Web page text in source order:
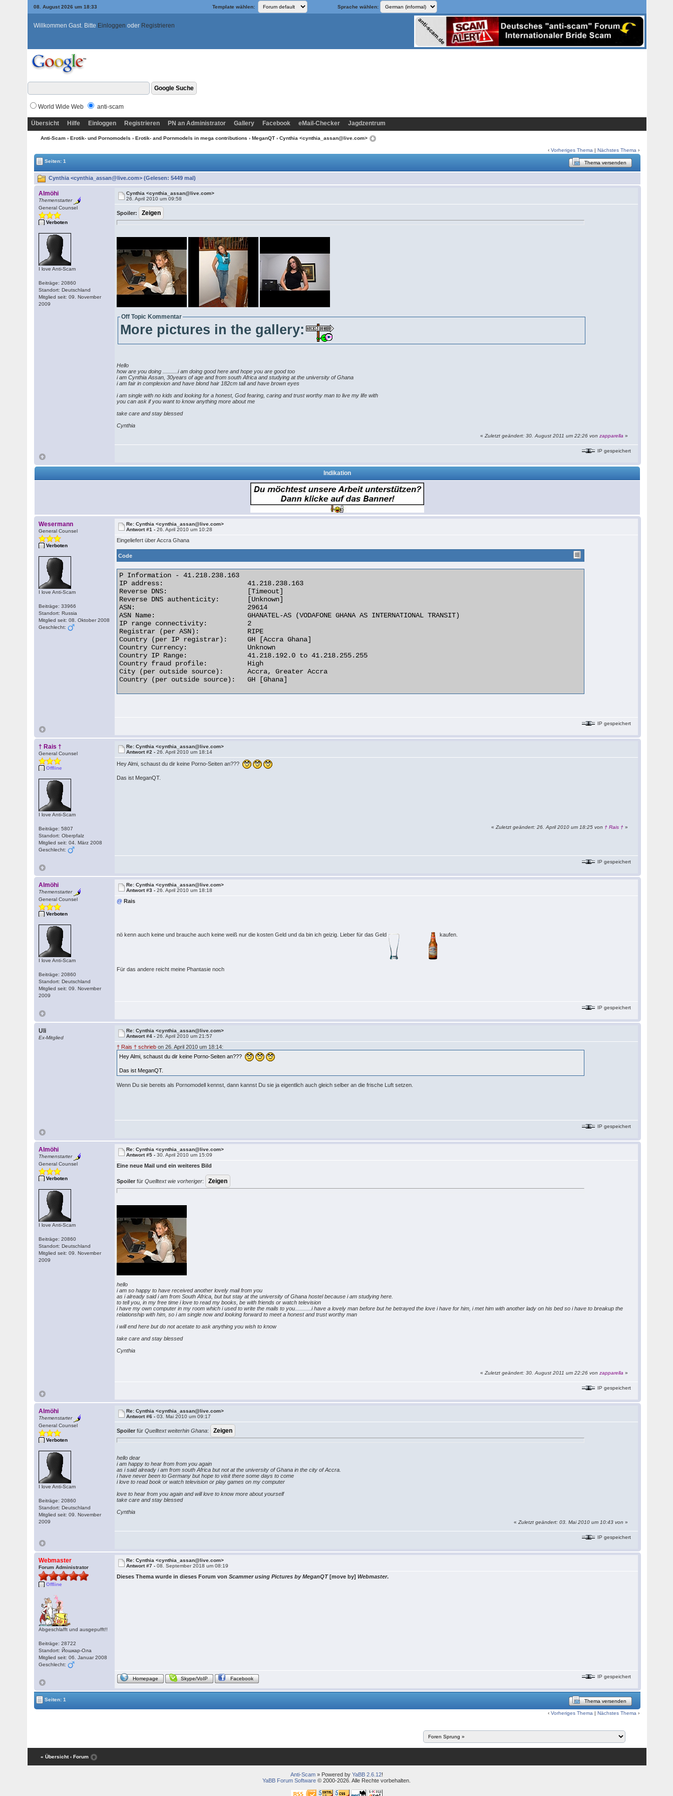
08. August 2026 um 18:33 Template wählen: Sprache wählen:
Willkommen Gast. Bitte Einloggen oder Registrieren
World Wide Web anti-scam
Übersicht Hilfe Einloggen Registrieren PN an Administrator Gallery Facebook eMail-Checker Jagdzentrum
Anti-Scam › Erotik- und Pornomodels › Erotik- and Pornmodels in mega contributions › MeganQT › Cynthia <cynthia_assan@live.com>
‹Vorheriges Thema |Nächstes Thema ›
Seiten: 1
Thema versenden
Cynthia <cynthia_assan@live.com> (Gelesen: 5449 mal)
Almöhi
Themenstarter
General Counsel
Verboten
I love Anti-Scam
Beiträge: 20860
Standort: Deutschland
Mitglied seit: 09. November
2009
Cynthia <cynthia_assan@live.com>
26. April 2010 um 09:58
Spoiler:
Off Topic Kommentar
More pictures in the gallery:
Hello
how are you doing ..........i am doing good here and hope you are good too
i am Cynthia Assan, 30years of age and from south Africa and studying at the university of Ghana
i am fair in complexion and have blond hair 182cm tall and have brown eyes
i am single with no kids and looking for a honest, God fearing, caring and trust worthy man to live my life with
you can ask if you want to know anything more about me
take care and stay blessed
Cynthia
«Zuletzt geändert: 30. August 2011 um 22:26 vonzapparella »
IP gespeichert
Indikation
Wesermann
General Counsel
Verboten
I love Anti-Scam
Beiträge: 33966
Standort: Russia
Mitglied seit: 08. Oktober 2008
Geschlecht:
Re: Cynthia <cynthia_assan@live.com>
Antwort #1 -26. April 2010 um 10:28
Eingeliefert über Accra Ghana
Code
P Information - 41.218.238.163
IP address:                     41.218.238.163
Reverse DNS:                    [Timeout]
Reverse DNS authenticity:       [Unknown]
ASN:                            29614
ASN Name:                       GHANATEL-AS (VODAFONE GHANA AS INTERNATIONAL TRANSIT)
IP range connectivity:          2
Registrar (per ASN):            RIPE
Country (per IP registrar):     GH [Accra Ghana]
Country Currency:               Unknown
Country IP Range:               41.218.192.0 to 41.218.255.255
Country fraud profile:          High
City (per outside source):      Accra, Greater Accra
Country (per outside source):   GH [Ghana]
IP gespeichert
† Rais †
General Counsel
Offline
I love Anti-Scam
Beiträge: 5807
Standort: Oberpfalz
Mitglied seit: 04. März 2008
Geschlecht:
Re: Cynthia <cynthia_assan@live.com>
Antwort #2 -26. April 2010 um 18:14
Hey Almi, schaust du dir keine Porno-Seiten an???
Das ist MeganQT.
«Zuletzt geändert: 26. April 2010 um 18:25 von † Rais † »
IP gespeichert
Almöhi
Themenstarter
General Counsel
Verboten
I love Anti-Scam
Beiträge: 20860
Standort: Deutschland
Mitglied seit: 09. November
2009
Re: Cynthia <cynthia_assan@live.com>
Antwort #3 -26. April 2010 um 18:18
@ Rais
nö kenn auch keine und brauche auch keine weiß nur die kosten Geld und da bin ich geizig. Lieber für das Geld kaufen.
Für das andere reicht meine Phantasie noch
IP gespeichert
Uli
Ex-Mitglied
Re: Cynthia <cynthia_assan@live.com>
Antwort #4 -26. April 2010 um 21:57
† Rais † schrieb on 26. April 2010 um 18:14:
Hey Almi, schaust du dir keine Porno-Seiten an???
Das ist MeganQT.
Wenn Du sie bereits als Pornomodell kennst, dann kannst Du sie ja eigentlich auch gleich selber an die frische Luft setzen.
IP gespeichert
Almöhi
Themenstarter
General Counsel
Verboten
I love Anti-Scam
Beiträge: 20860
Standort: Deutschland
Mitglied seit: 09. November
2009
Re: Cynthia <cynthia_assan@live.com>
Antwort #5 -30. April 2010 um 15:09
Eine neue Mail und ein weiteres Bild
Spoiler fürQuelltext wie vorheriger:
hello
i am so happy to have received another lovely mail from you
as i already said i am from South Africa, but but stay at the university of Ghana hostel because i am studying here.
to tell you, in my free time i love to read my books, be with friends or watch television
i have my own computer in my room which i used to write the mails to you...........i have a lovely man before but he betrayed the love i have for him, i met him with another lady on his bed so i have to breakup the
relationship with him, so i am single now and looking forward to meet a honest and trust worthy man
i will end here but do not acetate to ask anything you wish to know
take care and stay blessed
Cynthia
«Zuletzt geändert: 30. August 2011 um 22:26 vonzapparella »
IP gespeichert
Almöhi
Themenstarter
General Counsel
Verboten
I love Anti-Scam
Beiträge: 20860
Standort: Deutschland
Mitglied seit: 09. November
2009
Re: Cynthia <cynthia_assan@live.com>
Antwort #6 -03. Mai 2010 um 09:17
Spoiler fürQuelltext weiterhin Ghana:
hello dear
i am happy to hear from from you again
as i said already i am from south Africa but not at the university of Ghana in the city of Accra.
i have never been to Germany but hope to visit there some days to come
i love to read book or watch television or play games on my computer
love to hear from you again and will love to know more about yourself
take care and stay blessed
Cynthia
«Zuletzt geändert: 03. Mai 2010 um 10:43 von»
IP gespeichert
Webmaster
Forum Administrator
Offline
Abgeschlafft und ausgepufft!!
Beiträge: 28722
Standort: Йошкар-Ола
Mitglied seit: 06. Januar 2008
Geschlecht:
Re: Cynthia <cynthia_assan@live.com>
Antwort #7 -08. September 2018 um 08:19
Dieses Thema wurde in dieses Forum vonScammer using Pictures by MeganQT[move by]Webmaster.
Homepage Skype/VoIP Facebook IP gespeichert
Seiten: 1 Thema versenden
‹Vorheriges Thema |Nächstes Thema ›
« Übersicht ‹ Forum
Anti-Scam» Powered by YaBB 2.6.12!
YaBB Forum Software © 2000-2026. Alle Rechte vorbehalten.